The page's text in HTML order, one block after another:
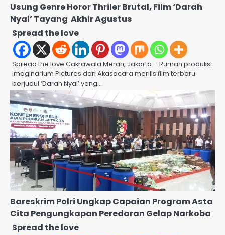
Usung Genre Horor Thriler Brutal, Film ‘Darah
Nyai’ Tayang Akhir Agustus
Spread the love
Spread the love Cakrawala Merah, Jakarta – Rumah produksi
Imaginarium Pictures dan Akasacara merilis film terbaru
berjudul ‘Darah Nyai’ yang…
Bareskrim Polri Ungkap Capaian Program Asta
Cita Pengungkapan Peredaran Gelap Narkoba
Spread the love